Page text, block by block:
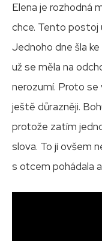
Elena je rozhodná
chce. Tento postoj
Jednoho dne šla
už se měla na
nerozumí. Proto
ještě důrazněji.
protože zatím
slova. To jí ovšem
s otcem pohádala